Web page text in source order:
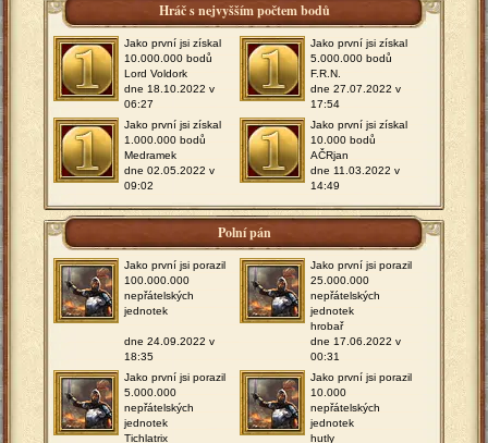
Hráč s nejvyšším počtem bodů
Jako první jsi získal
10.000.000 bodů
Lord Voldork
dne 18.10.2022 v
06:27
Jako první jsi získal
5.000.000 bodů
F.R.N.
dne 27.07.2022 v
17:54
Jako první jsi získal
1.000.000 bodů
Medramek
dne 02.05.2022 v
09:02
Jako první jsi získal
10.000 bodů
AČRjan
dne 11.03.2022 v
14:49
Polní pán
Jako první jsi porazil
100.000.000
nepřátelských
jednotek
dne 24.09.2022 v
18:35
Jako první jsi porazil
25.000.000
nepřátelských
jednotek
hrobař
dne 17.06.2022 v
00:31
Jako první jsi porazil
5.000.000
nepřátelských
jednotek
Tichlatrix
Jako první jsi porazil
10.000
nepřátelských
jednotek
hutly